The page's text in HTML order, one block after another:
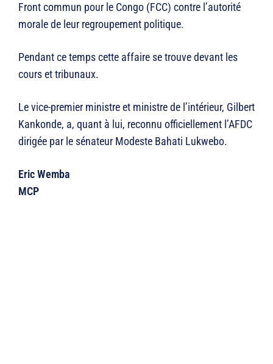
Front commun pour le Congo (FCC) contre l’autorité
morale de leur regroupement politique.
Pendant ce temps cette affaire se trouve devant les
cours et tribunaux.
Le vice-premier ministre et ministre de l’intérieur, Gilbert
Kankonde, a, quant à lui, reconnu officiellement l’AFDC
dirigée par le sénateur Modeste Bahati Lukwebo.
Eric Wemba
MCP